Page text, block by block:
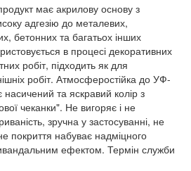
має акрилову основу з
адгезію до металевих,
бетонних та багатьох інших
в процесі декоративних
робіт, підходить як для
робіт. Атмосферостійка до УФ-
та яскравий колір з
чеканки". Не вигоряє і не
зручна у застосуванні, не
покриття набуває надміцного
ефектом. Термін служби